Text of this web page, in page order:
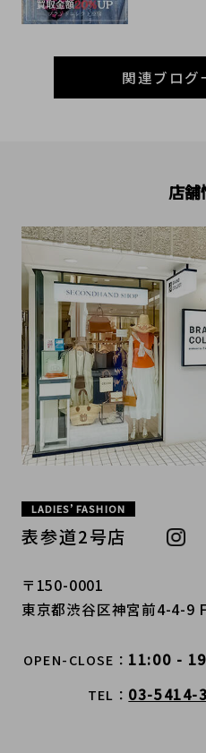
関連ブログ
店舗
LADIES’ FASHION
表参道2号店
〒150-0001
東京都渋谷区神宮前4-4-9
OPEN-CLOSE 11:00 -
TEL 03-5414-